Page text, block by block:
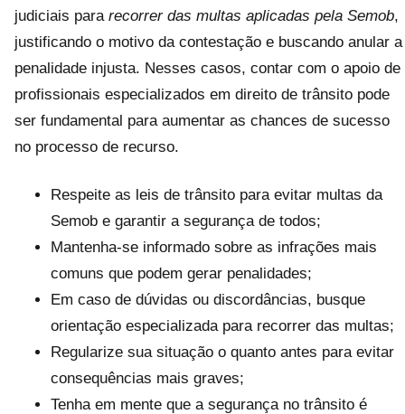
judiciais para recorrer das multas aplicadas pela Semob,
justificando o motivo da contestação e buscando anular a
penalidade injusta. Nesses casos, contar com o apoio de
profissionais especializados em direito de trânsito pode
ser fundamental para aumentar as chances de sucesso
no processo de recurso.
Respeite as leis de trânsito para evitar multas da
Semob e garantir a segurança de todos;
Mantenha-se informado sobre as infrações mais
comuns que podem gerar penalidades;
Em caso de dúvidas ou discordâncias, busque
orientação especializada para recorrer das multas;
Regularize sua situação o quanto antes para evitar
consequências mais graves;
Tenha em mente que a segurança no trânsito é